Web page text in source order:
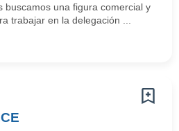
buscamos una figura comercial y
trabajar en la delegación ...